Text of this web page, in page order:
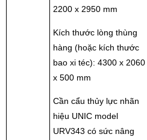
2200 x 2950 mm
Kích thước lòng thùng
hàng (hoặc kích thước
bao xi téc): 4300 x 2060
x 500 mm
Cần cẩu thủy lực nhãn
hiệu UNIC model
URV343 có sức nâng